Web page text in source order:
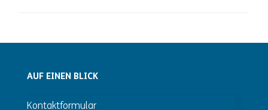
AUF EINEN BLICK
Kontaktformular